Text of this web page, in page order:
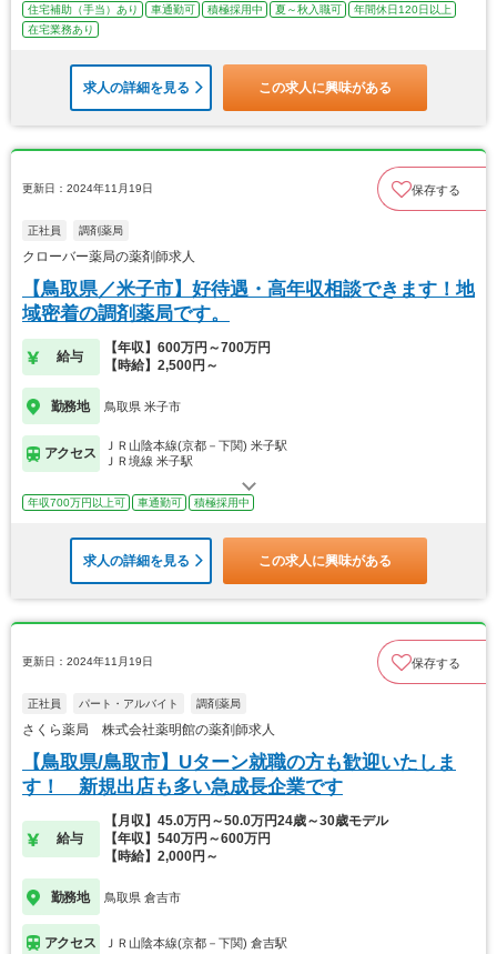
住宅補助（手当）あり
車通勤可 積極採用中 夏～秋入職可
年間休日120日以上
在宅業務あり
求人の詳細を見る この求人に興味がある
更新日：2024年11月19日 保存する
正社員 調剤薬局
クローバー薬局の薬剤師求人
【鳥取県／米子市】好待遇・高年収相談できます！地
域密着の調剤薬局です。
給与
【年収】600万円～700万円
【時給】2,500円～
勤務地 鳥取県 米子市
アクセス
ＪＲ山陰本線(京都－下関) 米子駅
ＪＲ境線 米子駅
年収700万円以上可 車通勤可 積極採用中
求人の詳細を見る この求人に興味がある
更新日：2024年11月19日 保存する
正社員 パート・アルバイト 調剤薬局
さくら薬局 株式会社薬明館の薬剤師求人
【鳥取県/鳥取市】Uターン就職の方も歓迎いたしま
す！ 新規出店も多い急成長企業です
給与
【月収】45.0万円～50.0万円24歳～30歳モデル
【年収】540万円～600万円
【時給】2,000円～
勤務地 鳥取県 倉吉市
アクセス ＪＲ山陰本線(京都－下関) 倉吉駅